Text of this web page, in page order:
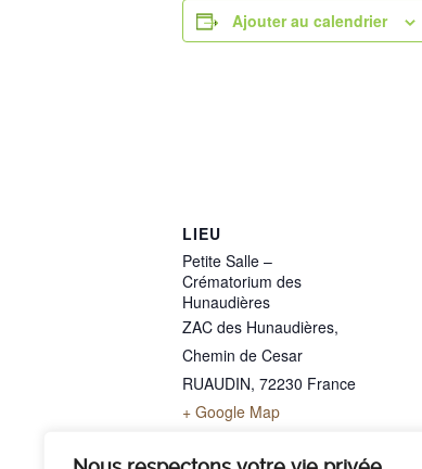
Ajouter au calendrier
LIEU
Petite Salle –
Crématorium des
Hunaudières
ZAC des Hunaudières,
Chemin de Cesar
RUAUDIN, 72230 France
+ Google Map
02 43 40 07 00